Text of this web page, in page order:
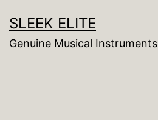
ン
テ
SLEEK ELITE
Genuine Musical Instruments